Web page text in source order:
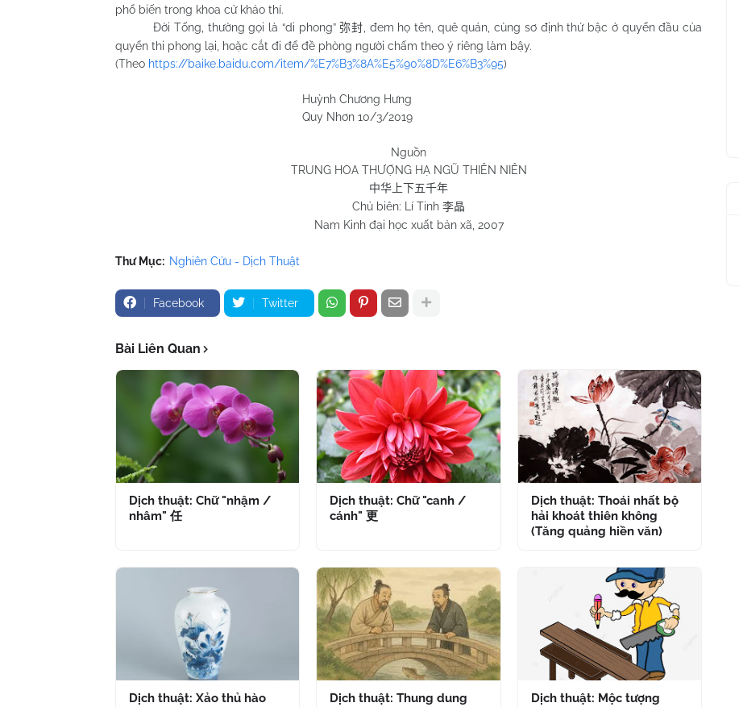
phổ biến trong khoa cử khảo thí.
Đời Tống, thường gọi là “di phong” 弥封 , đem họ tên, quê quán, cùng sơ định thứ bậc ở quyển đầu của
quyển thi phong lại, hoặc cắt đi để đề phòng người chấm theo ý riêng làm bậy.
(Theo https://baike.baidu.com/item/%E7%B3%8A%E5%90%8D%E6%B3%95)
Huỳnh Chương Hưng
Quy Nhơn 10/3/2019
Nguồn
TRUNG HOA THƯỢNG HẠ NGŨ THIÊN NIÊN
中华上下五千年
Chủ biên: Lí Tinh 李晶
Nam Kinh đại học xuất bản xã, 2007
Thư Mục: Nghiên Cứu - Dịch Thuật
Facebook Twitter
Bài Liên Quan
Dịch thuật: Chữ "nhậm /
nhâm" 任
Dịch thuật: Chữ "canh /
cánh" 更
Dịch thuật: Thoái nhất bộ
hải khoát thiên không
(Tăng quảng hiền văn)
Dịch thuật: Xảo thủ hào
Dịch thuật: Thung dung
Dịch thuật: Mộc tượng